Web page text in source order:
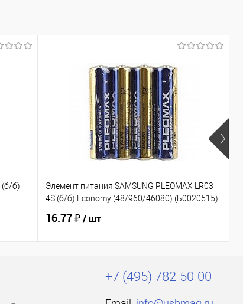
(б/б)
Элемент питания SAMSUNG PLEOMAX LR03
4S (б/б) Economy (48/960/46080) (Б0020515)
16.77 ₽/ шт
+7 (495) 782-50-00